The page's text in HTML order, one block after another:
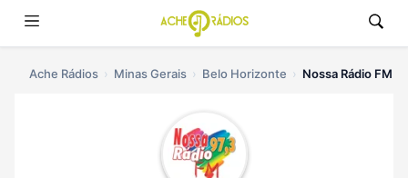
Ache Rádios Minas Gerais Belo Horizonte Nossa Rádio FM